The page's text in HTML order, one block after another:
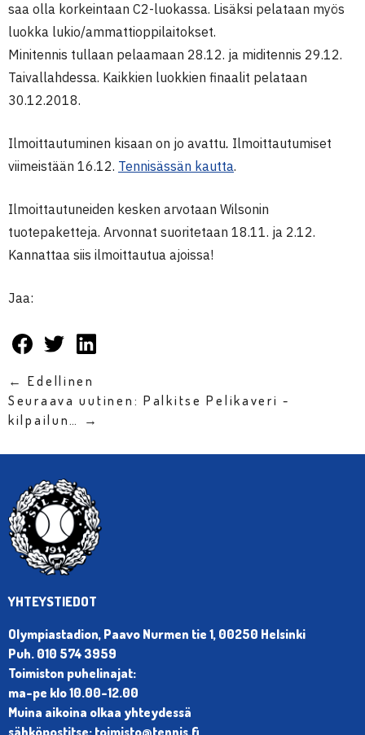
saa olla korkeintaan C2-luokassa. Lisäksi pelataan myös
luokka lukio/ammattioppilaitokset.
Minitennis tullaan pelaamaan 28.12. ja miditennis 29.12.
Taivallahdessa. Kaikkien luokkien finaalit pelataan
30.12.2018.
Ilmoittautuminen kisaan on jo avattu. Ilmoittautumiset
viimeistään 16.12. Tennisässän kautta.
Ilmoittautuneiden kesken arvotaan Wilsonin
tuotepaketteja. Arvonnat suoritetaan 18.11. ja 2.12.
Kannattaa siis ilmoittautua ajoissa!
Jaa:
← Edellinen
Seuraava uutinen: Palkitse Pelikaveri -
kilpailun… →
YHTEYSTIEDOT
Olympiastadion, Paavo Nurmen tie 1, 00250 Helsinki
Puh. 010 574 3959
Toimiston puhelinajat:
ma-pe klo 10.00-12.00
Muina aikoina olkaa yhteydessä
sähköpostitse: toimisto@tennis.fi